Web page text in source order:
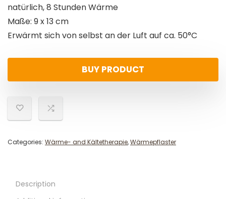
natürlich, 8 Stunden Wärme
Maße: 9 x 13 cm
Erwärmt sich von selbst an der Luft auf ca. 50°C
BUY PRODUCT
Categories: Wärme- and Kältetherapie,Wärmepflaster
Description